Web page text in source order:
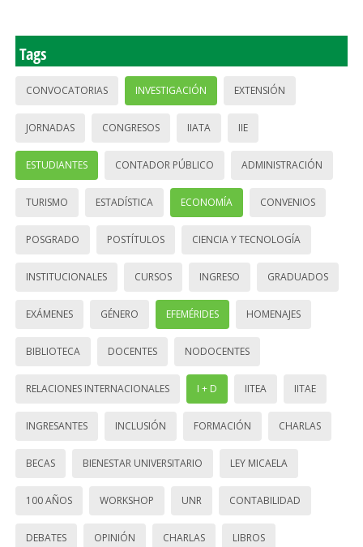
Tags
CONVOCATORIAS INVESTIGACIÓN EXTENSIÓN
JORNADAS CONGRESOS IIATA IIE
ESTUDIANTES CONTADOR PÚBLICO ADMINISTRACIÓN
TURISMO ESTADÍSTICA ECONOMÍA CONVENIOS
POSGRADO POSTÍTULOS CIENCIA Y TECNOLOGÍA
INSTITUCIONALES CURSOS INGRESO GRADUADOS
EXÁMENES GÉNERO EFEMÉRIDES HOMENAJES
BIBLIOTECA DOCENTES NODOCENTES
RELACIONES INTERNACIONALES I + D IITEA IITAE
INGRESANTES INCLUSIÓN FORMACIÓN CHARLAS
BECAS BIENESTAR UNIVERSITARIO LEY MICAELA
100 AÑOS WORKSHOP UNR CONTABILIDAD
DEBATES OPINIÓN CHARLAS LIBROS